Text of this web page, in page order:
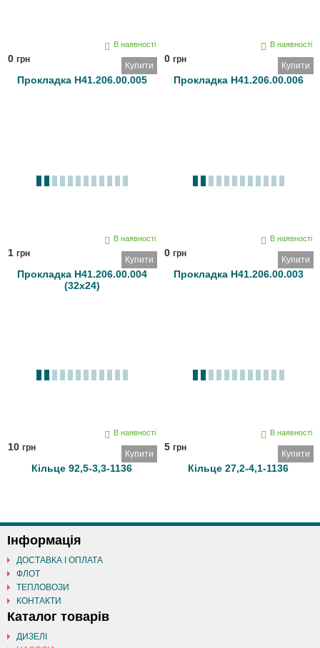
В наявності
0 грн
Купити
Прокладка Н41.206.00.005
В наявності
0 грн
Купити
Прокладка Н41.206.00.006
В наявності
1 грн
Купити
Прокладка Н41.206.00.004
(32х24)
В наявності
0 грн
Купити
Прокладка Н41.206.00.003
В наявності
10 грн
Купити
Кільце 92,5-3,3-1136
В наявності
5 грн
Купити
Кільце 27,2-4,1-1136
Інформація
ДОСТАВКА І ОПЛАТА
ФЛОТ
ТЕПЛОВОЗИ
КОНТАКТИ
Каталог товарів
ДИЗЕЛІ